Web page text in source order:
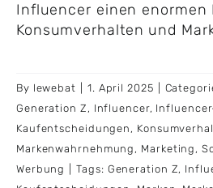
Influencer einen enormen
Konsumverhalten und
By lewebat 1. April 2025
Generation Z , Influencer,
Kaufentscheidungen ,
Markenwahrnehmung , Marketing ,
Werbung
Tags: Generation Z,